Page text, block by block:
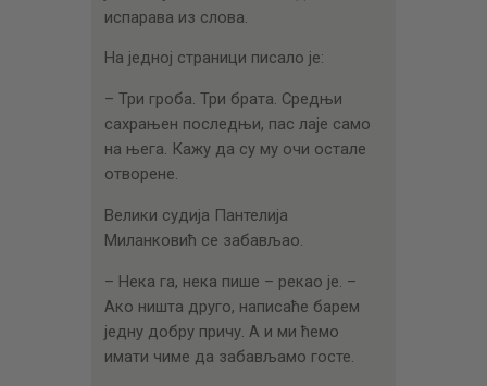
испарава из слова.
На једној страници писало је:
– Три гроба. Три брата. Средњи
сахрањен последњи, пас лаје само
на њега. Кажу да су му очи остале
отворене.
Велики судија Пантелија
Миланковић се забављао.
– Нека га, нека пише – рекао је. –
Ако ништа друго, написаће барем
једну добру причу. А и ми ћемо
имати чиме да забављамо госте.